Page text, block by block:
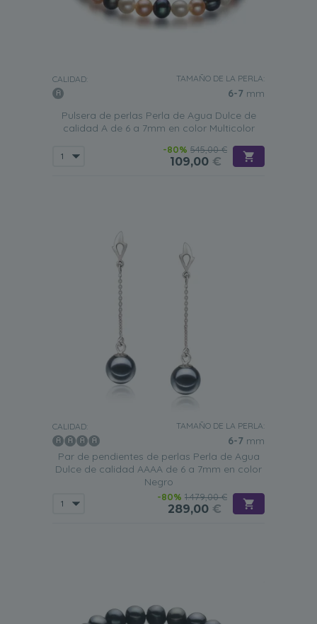
CALIDAD: TAMAÑO DE LA PERLA:
6-7 mm
Pulsera de perlas Perla de Agua Dulce de
calidad A de 6 a 7mm en color Multicolor
-80% 545,00 €
109,00 €
CALIDAD: TAMAÑO DE LA PERLA:
6-7 mm
Par de pendientes de perlas Perla de Agua
Dulce de calidad AAAA de 6 a 7mm en color
Negro
-80% 1.479,00 €
289,00 €